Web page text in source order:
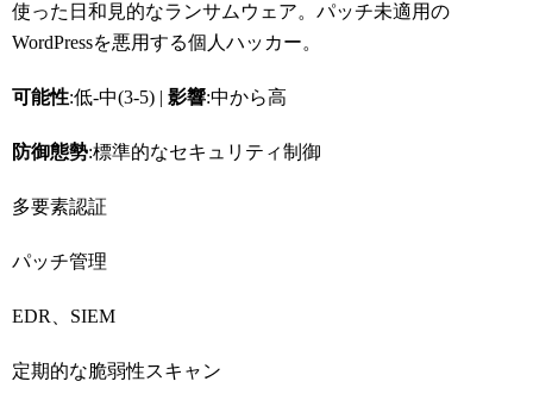
使った日和見的なランサムウェア。パッチ未適用の
WordPressを悪用する個人ハッカー。
可能性:低-中(3-5) | 影響:中から高
防御態勢:標準的なセキュリティ制御
多要素認証
パッチ管理
EDR、SIEM
定期的な脆弱性スキャン